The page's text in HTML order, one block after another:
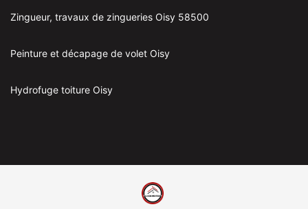
Zingueur, travaux de zingueries Oisy 58500
Peinture et décapage de volet Oisy
Hydrofuge toiture Oisy